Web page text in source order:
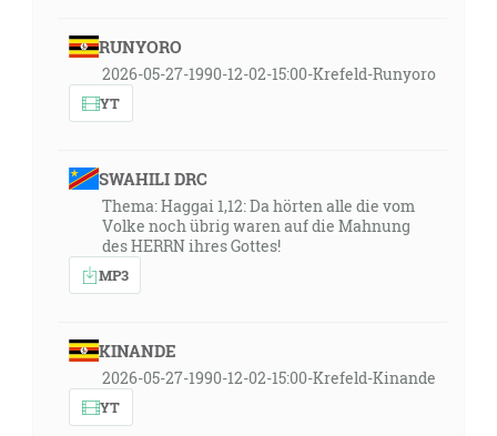
RUNYORO
2026-05-27-1990-12-02-15:00-Krefeld-Runyoro
YT
SWAHILI DRC
Thema: Haggai 1,12: Da hörten alle die vom
Volke noch übrig waren auf die Mahnung
des HERRN ihres Gottes!
MP3
KINANDE
2026-05-27-1990-12-02-15:00-Krefeld-Kinande
YT